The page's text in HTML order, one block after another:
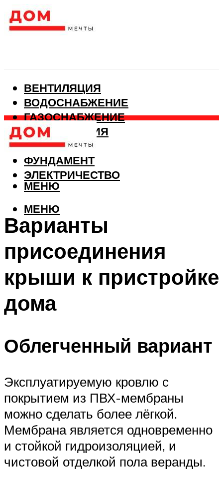
ВЕНТИЛЯЦИЯ
ВОДОСНАБЖЕНИЕ
ГАЗОСНАБЖЕНИЕ
КАНАЛИЗАЦИЯ
ОТОПЛЕНИЕ
ФУНДАМЕНТ
ЭЛЕКТРИЧЕСТВО
МЕНЮ
МЕНЮ
Варианты
присоединения
крыши к пристройке
дома
Облегченный вариант
Эксплуатируемую кровлю с
покрытием из ПВХ-мембраны
можно сделать более лёгкой.
Мембрана является одновременно
и стойкой гидроизоляцией, и
чистовой отделкой пола веранды.